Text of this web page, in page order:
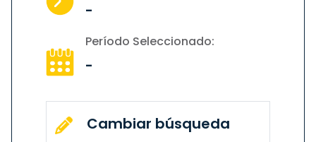
-
Período Seleccionado:
-
Cambiar búsqueda